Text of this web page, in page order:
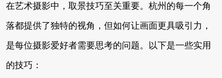
在艺术摄影中，取景技巧至关重要。杭州的每一个角
落都提供了独特的视角，但如何让画面更具吸引力，
是每位摄影爱好者需要思考的问题。以下是一些实用
的技巧：